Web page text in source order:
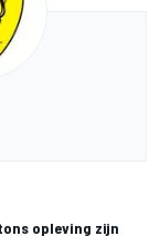
opleving zijn